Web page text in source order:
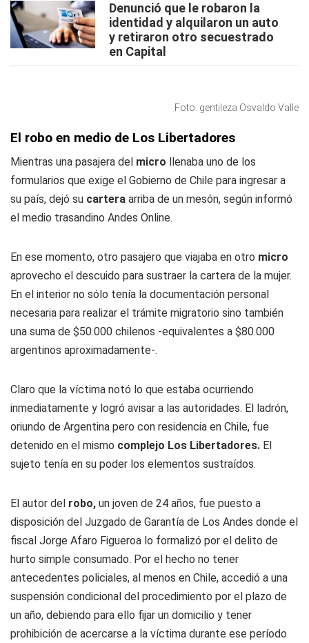
Denunció que le robaron la
identidad y alquilaron un auto
y retiraron otro secuestrado
en Capital
Foto: gentileza Osvaldo Valle
El robo en medio de Los Libertadores
Mientras una pasajera del micro llenaba uno de los
formularios que exige el Gobierno de Chile para ingresar a
su país, dejó su cartera arriba de un mesón, según informó
el medio trasandino Andes Online.
En ese momento, otro pasajero que viajaba en otro micro
aprovecho el descuido para sustraer la cartera de la mujer.
En el interior no sólo tenía la documentación personal
necesaria para realizar el trámite migratorio sino también
una suma de $50.000 chilenos -equivalentes a $80.000
argentinos aproximadamente-.
Claro que la víctima notó lo que estaba ocurriendo
inmediatamente y logró avisar a las autoridades. El ladrón,
oriundo de Argentina pero con residencia en Chile, fue
detenido en el mismo complejo Los Libertadores. El
sujeto tenía en su poder los elementos sustraídos.
El autor del robo, un joven de 24 años, fue puesto a
disposición del Juzgado de Garantía de Los Andes donde el
fiscal Jorge Afaro Figueroa lo formalizó por el delito de
hurto simple consumado. Por el hecho no tener
antecedentes policiales, al menos en Chile, accedió a una
suspensión condicional del procedimiento por el plazo de
un año, debiendo para ello fijar un domicilio y tener
prohibición de acercarse a la víctima durante ese período